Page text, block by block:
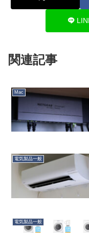
関連記事
Mac
電気製品一般
電気製品一般